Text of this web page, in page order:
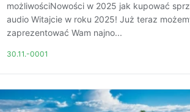
możliwościNowości w 2025 jak kupować
audio Witajcie w roku 2025! Już teraz
zaprezentować Wam najno...
30.11.-0001